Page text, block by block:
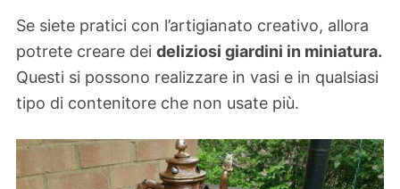
Se siete pratici con l’artigianato creativo, allora
potrete creare dei deliziosi giardini in miniatura.
Questi si possono realizzare in vasi e in qualsiasi
tipo di contenitore che non usate più.